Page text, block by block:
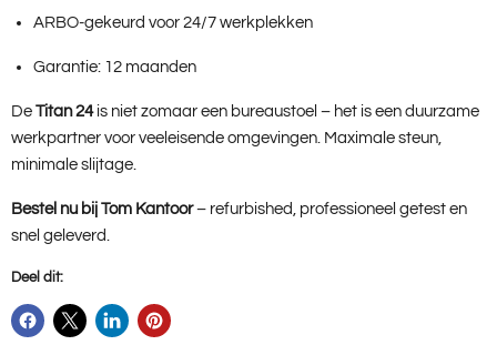
ARBO-gekeurd voor 24/7 werkplekken
Garantie: 12 maanden
De Titan 24is niet zomaar een bureaustoel – het is een duurzame
werkpartner voor veeleisende omgevingen. Maximale steun,
minimale slijtage.
Bestel nu bij Tom Kantoor– refurbished, professioneel getest en
snel geleverd.
Deel dit: